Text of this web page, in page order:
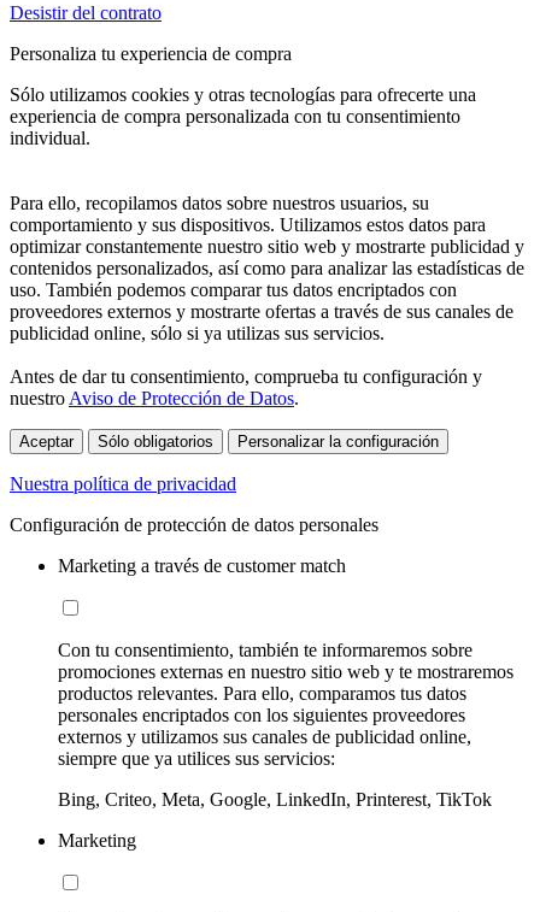
Desistir del contrato
Personaliza tu experiencia de compra
Sólo utilizamos cookies y otras tecnologías para ofrecerte una
experiencia de compra personalizada con tu consentimiento
individual.
Para ello, recopilamos datos sobre nuestros usuarios, su
comportamiento y sus dispositivos. Utilizamos estos datos para
optimizar constantemente nuestro sitio web y mostrarte publicidad y
contenidos personalizados, así como para analizar las estadísticas de
uso. También podemos comparar tus datos encriptados con
proveedores externos y mostrarte ofertas a través de sus canales de
publicidad online, sólo si ya utilizas sus servicios.
Antes de dar tu consentimiento, comprueba tu configuración y
nuestro Aviso de Protección de Datos.
Aceptar Sólo obligatorios Personalizar la configuración
Nuestra política de privacidad
Configuración de protección de datos personales
Marketing a través de customer match
Con tu consentimiento, también te informaremos sobre
promociones externas en nuestro sitio web y te mostraremos
productos relevantes. Para ello, comparamos tus datos
personales encriptados con los siguientes proveedores
externos y utilizamos sus canales de publicidad online,
siempre que ya utilices sus servicios:
Bing, Criteo, Meta, Google, LinkedIn, Printerest, TikTok
Marketing